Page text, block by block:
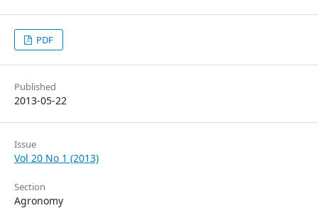
PDF
Published
2013-05-22
Issue
Vol 20 No 1 (2013)
Section
Agronomy